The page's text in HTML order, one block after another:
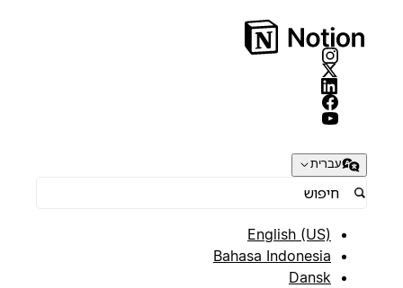
עברית
English (US)
Bahasa Indonesia
Dansk